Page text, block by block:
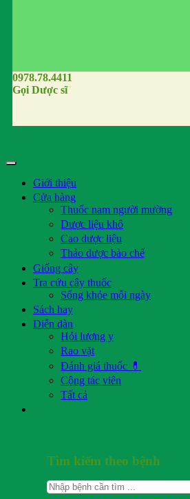
0978.78.4411
Gọi Dược sĩ
Giới thiệu
Cửa hàng
Thuốc nam người mường
Dược liệu khô
Cao dược liệu
Thảo dược bào chế
Giống cây
Tra cứu cây thuốc
Sống khỏe mỗi ngày
Sách hay
Diễn đàn
Hỏi lương y
Rao vặt
Đánh giá thuốc 💊
Cộng tác viên
Tất cả
Tìm kiếm theo bệnh